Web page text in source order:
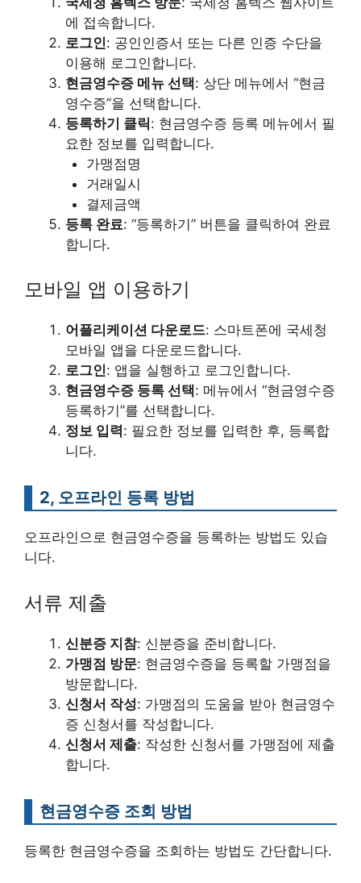
에 접속합니다.
로그인: 공인인증서 또는 다른 인증 수단을
이용해 로그인합니다.
현금영수증 메뉴 선택: 상단 메뉴에서 “현금
영수증”을 선택합니다.
등록하기 클릭: 현금영수증 등록 메뉴에서 필
요한 정보를 입력합니다.
가맹점명
거래일시
결제금액
등록 완료: “등록하기” 버튼을 클릭하여 완료
합니다.
모바일 앱 이용하기
어플리케이션 다운로드: 스마트폰에 국세청
모바일 앱을 다운로드합니다.
로그인: 앱을 실행하고 로그인합니다.
현금영수증 등록 선택: 메뉴에서 “현금영수증
등록하기”를 선택합니다.
정보 입력: 필요한 정보를 입력한 후, 등록합
니다.
2, 오프라인 등록 방법
오프라인으로 현금영수증을 등록하는 방법도 있습
니다.
서류 제출
신분증 지참: 신분증을 준비합니다.
가맹점 방문: 현금영수증을 등록할 가맹점을
방문합니다.
신청서 작성: 가맹점의 도움을 받아 현금영수
증 신청서를 작성합니다.
신청서 제출: 작성한 신청서를 가맹점에 제출
합니다.
현금영수증 조회 방법
등록한 현금영수증을 조회하는 방법도 간단합니다.